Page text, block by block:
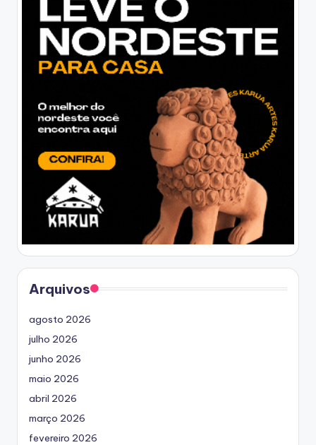
Arquivos
agosto 2026
julho 2026
junho 2026
maio 2026
abril 2026
março 2026
fevereiro 2026